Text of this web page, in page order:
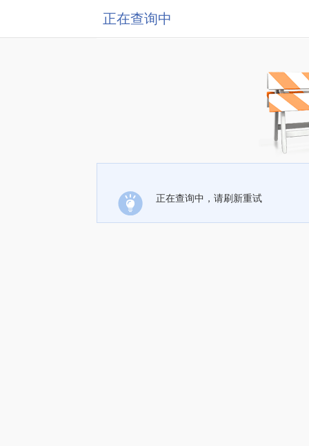
正在查询中
正在查询中，请刷新重试